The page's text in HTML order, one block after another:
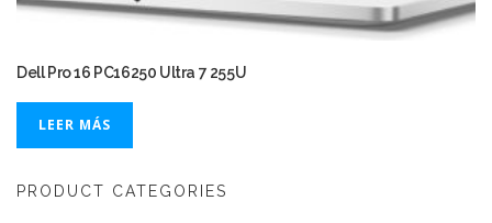
Dell Pro 16 PC16250 Ultra 7 255U
LEER MÁS
PRODUCT CATEGORIES